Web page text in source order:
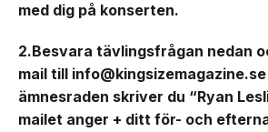
med dig på konserten.
2.Besvara tävlingsfrågan nedan
mail till
ämnesraden skriver du “Ryan
mailet anger + ditt för- och